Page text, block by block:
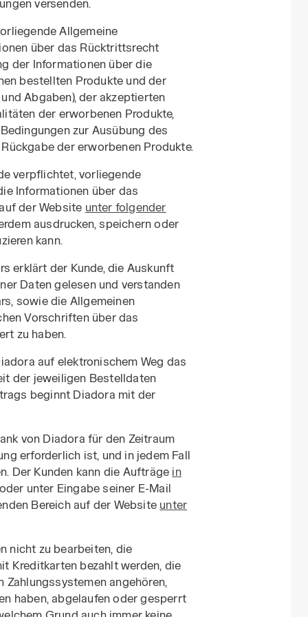
versenden.
Allgemeine
über das Rücktrittsrecht
der Informationen über die
bestellten Produkte und der
Abgaben), der akzeptierten
der erworbenen Produkte,
zur Ausübung des
der erworbenen Produkte.
verpflichtet, vorliegende
Informationen über das
der Website unter folgender
ausdrucken, speichern oder
kann.
erklärt der Kunde, die Auskunft
Daten gelesen und verstanden
sowie die Allgemeinen
Vorschriften über das
zu haben.
auf elektronischem Weg das
der jeweiligen Bestelldaten
beginnt Diadora mit der
von Diadora für den Zeitraum
erforderlich ist, und in jedem Fall
Der Kunden kann die Aufträge in
unter Eingabe seiner E-Mail
Bereich auf der Website unter
nicht zu bearbeiten, die
Kreditkarten bezahlt werden, die
Zahlungssystemen angehören,
haben, abgelaufen oder gesperrt